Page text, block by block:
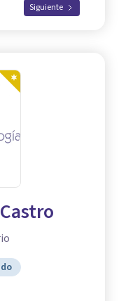
Siguiente